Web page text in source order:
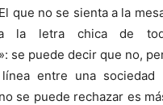
que no se sienta a la
la letra chica de
se puede decir que no,
entre una sociedad
se puede rechazar es